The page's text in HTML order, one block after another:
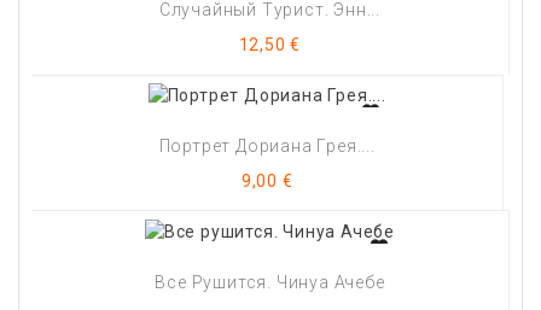
Случайный Турист. Энн...
Цена
12,50 €
Портрет Дориана Грея....
Цена
9,00 €
Все Рушится. Чинуа Ачебе